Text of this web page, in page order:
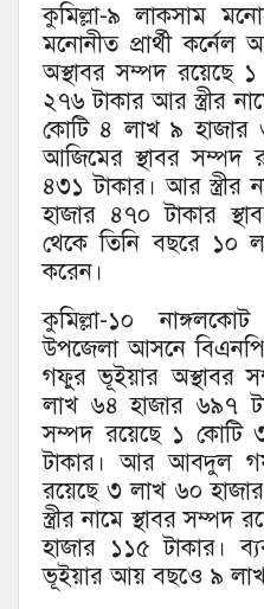
কুমিল্লা-৯ লাকসাম
মনোনীত প্রার্থী
অস্থাবর সম্পদ রয়েছে
২৭৬ টাকার আর স্ত্রীর
কোটি ৪ লাখ ৯
আজিমের স্থাবর সম্পদ
৪৩১ টাকার। আর
হাজার ৪৭০ টাকার
থেকে তিনি বছরে ১০
করেন।
কুমিল্লা-১০
উপজেলা আসনে
গফুর ভূইয়ার অস্থাবর
লাখ ৬৪ হাজার ৬৯৭
সম্পদ রয়েছে ১ কোটি
টাকার। আর আবদুল
রয়েছে ৩ লাখ ৬০
স্ত্রীর নামে স্থাবর
হাজার ১১৫ টাকার।
ভূইয়ার আয় বছওে ৯